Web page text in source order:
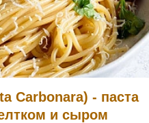
Carbonara) - паста
и сыром